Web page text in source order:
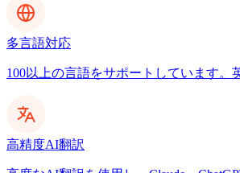
多言語対応
100以上の言語をサポートしています
高精度AI翻訳